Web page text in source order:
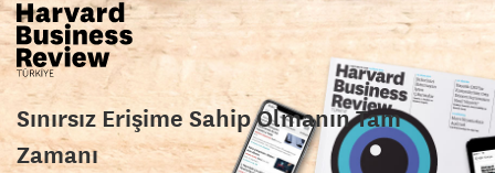
Sınırsız Erişime Sahip Olmanın Tam
Zamanı